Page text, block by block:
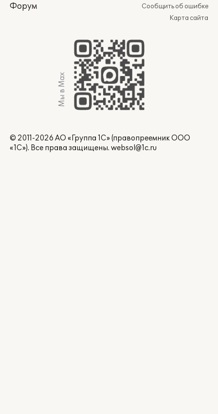
Форум
Сообщить об ошибке
Карта сайта
Мы в Max
© 2011-2026 АО «Группа 1С» (правопреемник ООО
«1С»). Все права защищены. websol@1c.ru